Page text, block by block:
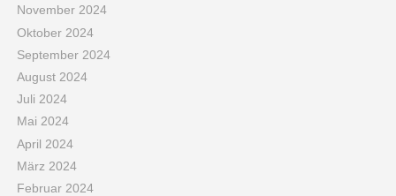
November 2024
Oktober 2024
September 2024
August 2024
Juli 2024
Mai 2024
April 2024
März 2024
Februar 2024